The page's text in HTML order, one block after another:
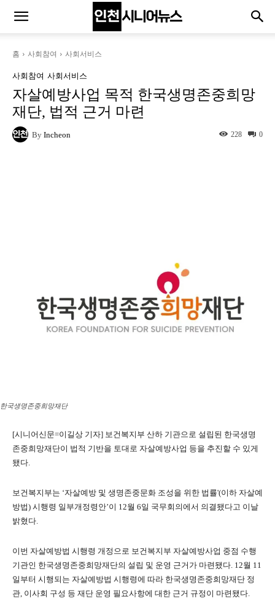
홈 사회참여 사회서비스
사회참여 사회서비스
자살예방사업 목적 한국생명존중희망
재단, 법적 근거 마련
By Incheon 0
228
한국생명존중희망재단
[시니어신문=이길상 기자] 보건복지부 산하 기관으로 설립된 한국생명
존중희망재단이 법적 기반을 토대로 자살예방사업 등을 추진할 수 있게
됐다.
보건복지부는 ‘자살예방 및 생명존중문화 조성을 위한 법률'(이하 자살예
방법) 시행령 일부개정령안’이 12월 6일 국무회의에서 의결됐다고 이날
밝혔다.
이번 자살예방법 시행령 개정으로 보건복지부 자살예방사업 중점 수행
기관인 한국생명존중희망재단의 설립 및 운영 근거가 마련됐다. 12월 11
일부터 시행되는 자살예방법 시행령에 따라 한국생명존중희망재단 정
관, 이사회 구성 등 재단 운영 필요사항에 대한 근거 규정이 마련됐다.